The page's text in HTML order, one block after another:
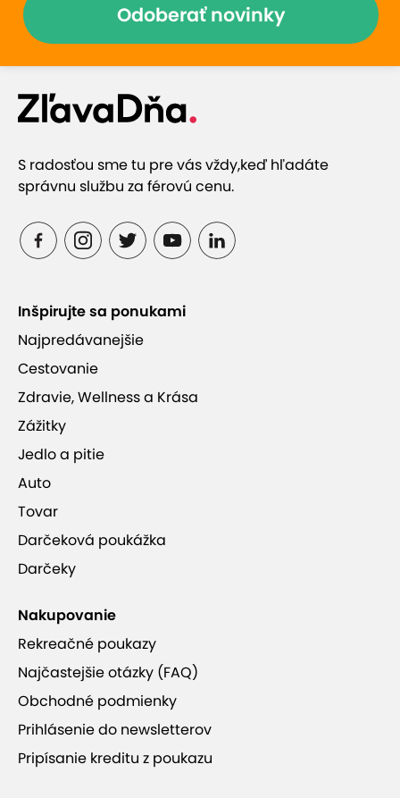
Odoberať novinky
S radosťou sme tu pre vás vždy,keď hľadáte
správnu službu za férovú cenu.
Inšpirujte sa ponukami
Najpredávanejšie
Cestovanie
Zdravie, Wellness a Krása
Zážitky
Jedlo a pitie
Auto
Tovar
Darčeková poukážka
Darčeky
Nakupovanie
Rekreačné poukazy
Najčastejšie otázky (FAQ)
Obchodné podmienky
Prihlásenie do newsletterov
Pripísanie kreditu z poukazu